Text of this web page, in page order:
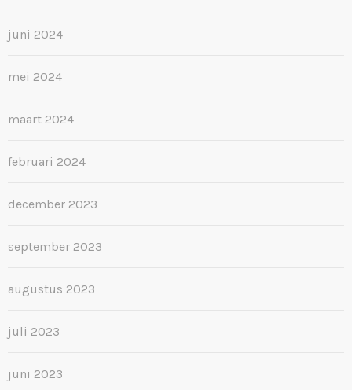
juni 2024
mei 2024
maart 2024
februari 2024
december 2023
september 2023
augustus 2023
juli 2023
juni 2023